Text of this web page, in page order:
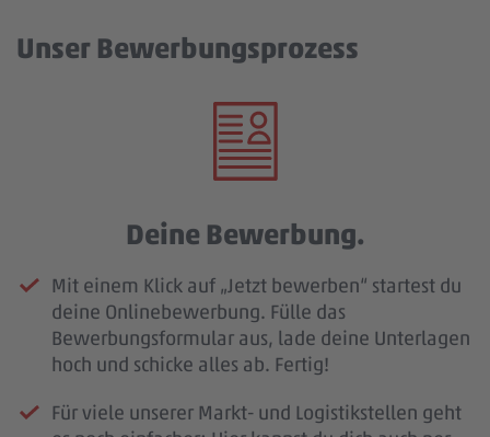
Unser Bewerbungsprozess
Deine Bewerbung.
Mit einem Klick auf „Jetzt bewerben“ startest du
deine Onlinebewerbung. Fülle das
Bewerbungsformular aus, lade deine Unterlagen
hoch und schicke alles ab. Fertig!
Für viele unserer Markt- und Logistikstellen geht